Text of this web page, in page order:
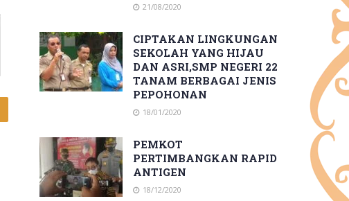
21/08/2020
CIPTAKAN LINGKUNGAN
SEKOLAH YANG HIJAU
DAN ASRI,SMP NEGERI 22
TANAM BERBAGAI JENIS
PEPOHONAN
18/01/2020
PEMKOT
PERTIMBANGKAN RAPID
ANTIGEN
18/12/2020